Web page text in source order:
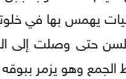
يهمس بها في
حتى وصلت إلى
وهو يزمر ببوقه